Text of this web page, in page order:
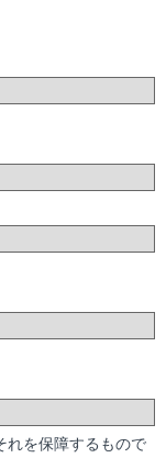
れを保障するもので